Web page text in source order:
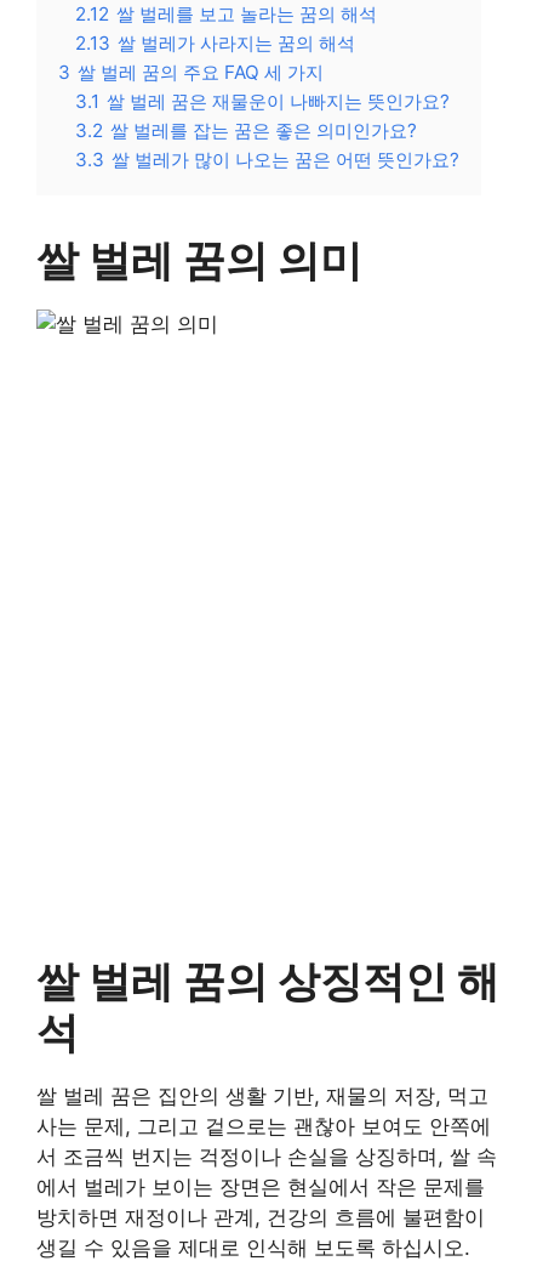
2.12 쌀 벌레를 보고 놀라는 꿈의 해석
2.13 쌀 벌레가 사라지는 꿈의 해석
3 쌀 벌레 꿈의 주요 FAQ 세 가지
3.1 쌀 벌레 꿈은 재물운이 나빠지는 뜻인가요?
3.2 쌀 벌레를 잡는 꿈은 좋은 의미인가요?
3.3 쌀 벌레가 많이 나오는 꿈은 어떤 뜻인가요?
쌀 벌레 꿈의 의미
쌀 벌레 꿈의 상징적인 해
석
쌀 벌레 꿈은 집안의 생활 기반, 재물의 저장, 먹고
사는 문제, 그리고 겉으로는 괜찮아 보여도 안쪽에
서 조금씩 번지는 걱정이나 손실을 상징하며, 쌀 속
에서 벌레가 보이는 장면은 현실에서 작은 문제를
방치하면 재정이나 관계, 건강의 흐름에 불편함이
생길 수 있음을 제대로 인식해 보도록 하십시오.